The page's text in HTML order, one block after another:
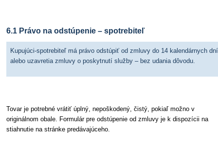
6.1 Právo na odstúpenie – spotrebiteľ
Kupujúci-spotrebiteľ má právo odstúpiť od zmluvy do 14 kalendárnych
alebo uzavretia zmluvy o poskytnutí služby – bez udania dôvodu.
Tovar je potrebné vrátiť úplný, nepoškodený, čistý, pokiaľ možno v
originálnom obale. Formulár pre odstúpenie od zmluvy je k dispozícii na
stiahnutie na stránke predávajúceho.